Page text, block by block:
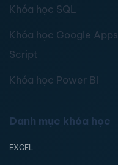
Khóa học SQL
Khóa học Google Apps
Script
Khóa học Power BI
Danh mục khóa học
EXCEL